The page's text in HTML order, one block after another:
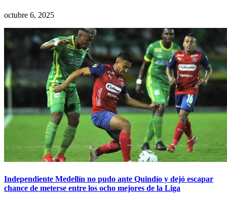
octubre 6, 2025
Independiente Medellín no pudo ante Quindío y dejó escapar
chance de meterse entre los ocho mejores de la Liga